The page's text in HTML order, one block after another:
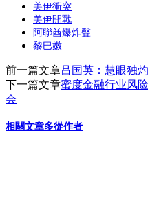
美伊衝突
美伊開戰
阿聯酋爆炸聲
黎巴嫩
前一篇文章吕国英：慧眼独
下一篇文章蜜度金融行业风
会
相關文章多從作者